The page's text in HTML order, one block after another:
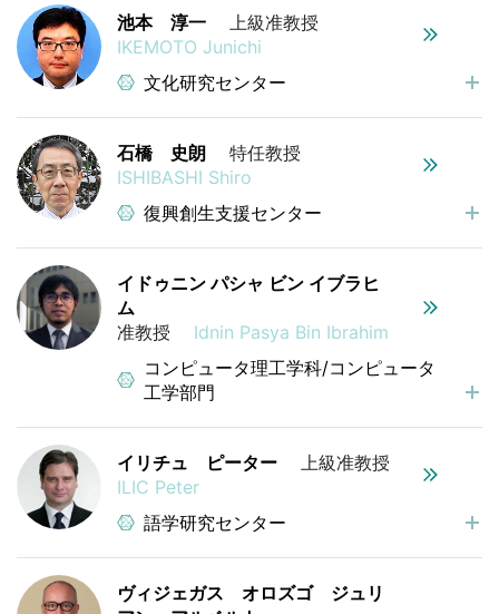
池本 淳一
上級准教授
IKEMOTO Junichi
文化研究センター
石橋 史朗
特任教授
ISHIBASHI Shiro
復興創生支援センター
イドゥニン パシャ ビン イブラヒ
ム
准教授
Idnin Pasya Bin Ibrahim
コンピュータ理工学科/コンピュータ
工学部門
イリチュ ピーター
上級准教授
ILIC Peter
語学研究センター
ヴィジェガス オロズゴ ジュリ